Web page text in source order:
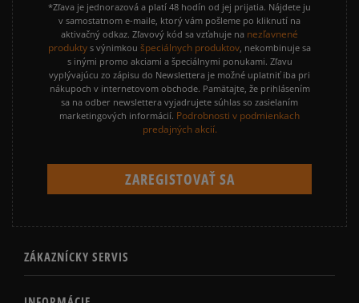
*Zľava je jednorazová a platí 48 hodín od jej prijatia. Nájdete ju
v samostatnom e-maile, ktorý vám pošleme po kliknutí na
aktivačný odkaz. Zľavový kód sa vzťahuje na nezľavnené
produkty s výnimkou špeciálnych produktov, nekombinuje sa
s inými promo akciami a špeciálnymi ponukami. Zľavu
vyplývajúcu zo zápisu do Newslettera je možné uplatniť iba pri
nákupoch v internetovom obchode. Pamätajte, že prihlásením
sa na odber newslettera vyjadrujete súhlas so zasielaním
marketingových informácií. Podrobnosti v podmienkach
predajných akcií.
ZÁKAZNÍCKY SERVIS